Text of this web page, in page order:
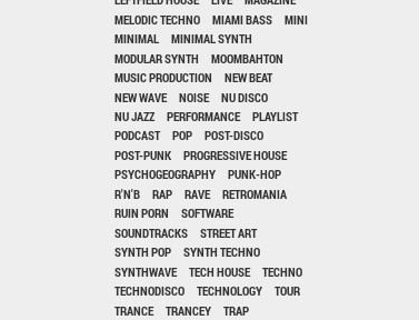
MELODIC TECHNO
MIAMI BASS
MINI
MINIMAL
MINIMAL SYNTH
MODULAR SYNTH
MOOMBAHTON
MUSIC PRODUCTION
NEW BEAT
NEW WAVE
NOISE
NU DISCO
NU JAZZ
PERFORMANCE
PLAYLIST
PODCAST
POP
POST-DISCO
POST-PUNK
PROGRESSIVE HOUSE
PSYCHOGEOGRAPHY
PUNK-HOP
R'N'B
RAP RAVE
RETROMANIA
RUIN PORN
SOFTWARE
SOUNDTRACKS
STREET ART
SYNTH POP
SYNTH TECHNO
SYNTHWAVE
TECH HOUSE
TECHNO
TECHNODISCO
TECHNOLOGY
TOUR
TRANCE
TRANCEY
TRAP